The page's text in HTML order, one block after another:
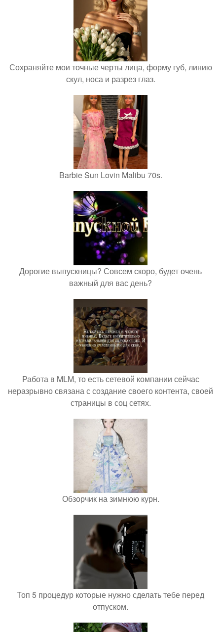
Сохраняйте мои точные черты лица, форму губ, линию
скул, носа и разрез глаз.
Barbie Sun Lovin Malibu 70s.
Дорогие выпускницы? Совсем скоро, будет очень
важный для вас день?
Работа в MLM, то есть сетевой компании сейчас
неразрывно связана с создание своего контента, своей
страницы в соц сетях.
Обзорчик на зимнюю курн.
Топ 5 процедур которые нужно сделать тебе перед
отпуском.